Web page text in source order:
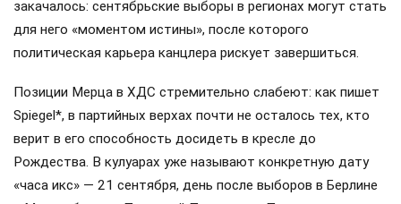
что может привести к власти Марин Ле Пен, которая уже
заявила о намерении пересмотреть отношения с НАТО,
отменить санкции против РФ и подтолкнуть Украину к
уступкам Москве. Ситуацию осложняет и позиция
Люка Меланшона
претендующий на пост президента, настроен еще
решительнее и требует окончательного разрыва Франции
с Североатлантическим альянсом.